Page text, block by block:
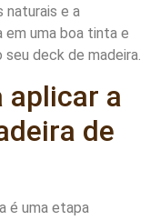
naturais e a
em uma boa tinta e
deck de madeira.
aplicar a
de
é uma etapa